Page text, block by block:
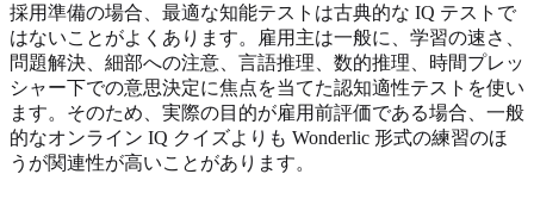
採用準備の場合、最適な知能テストは古典的な IQ テストで
はないことがよくあります。雇用主は一般に、学習の速さ、
問題解決、細部への注意、言語推理、数的推理、時間プレッ
シャー下での意思決定に焦点を当てた認知適性テストを使い
ます。そのため、実際の目的が雇用前評価である場合、一般
的なオンライン IQ クイズよりも Wonderlic 形式の練習のほ
うが関連性が高いことがあります。